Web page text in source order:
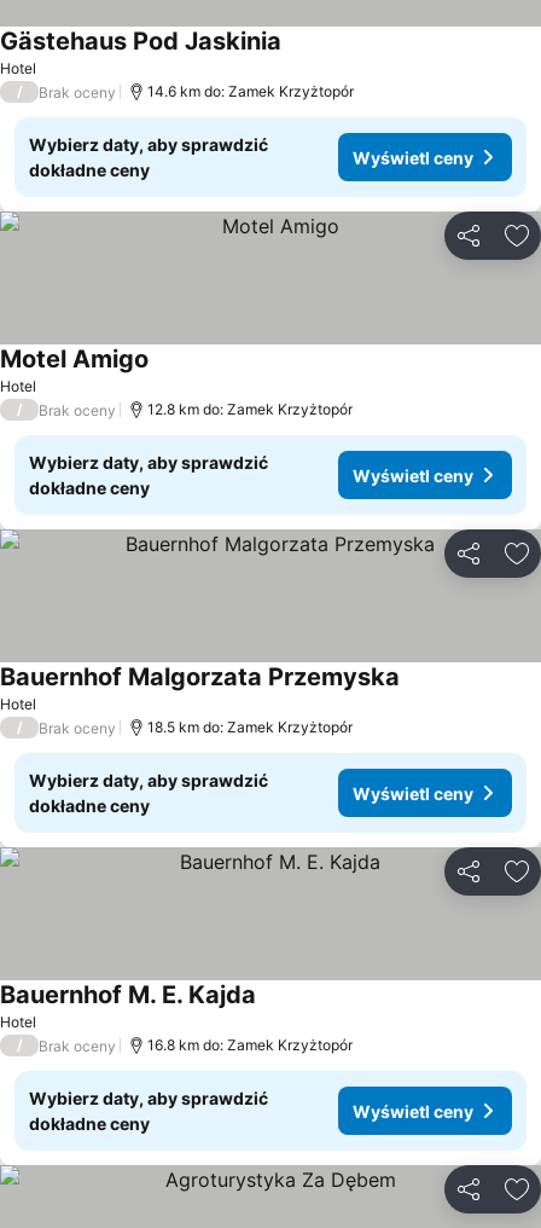
Hotel
Gästehaus Pod Jaskinia
/ Brak oceny 14.6 km do: Zamek Krzyżtopór
Wybierz daty, aby sprawdzić
dokładne ceny
Wyświetl ceny
Hotel
Motel Amigo
/ Brak oceny 12.8 km do: Zamek Krzyżtopór
Wybierz daty, aby sprawdzić
dokładne ceny
Wyświetl ceny
Hotel
Bauernhof Malgorzata Przemyska
/ Brak oceny 18.5 km do: Zamek Krzyżtopór
Wybierz daty, aby sprawdzić
dokładne ceny
Wyświetl ceny
Hotel
Bauernhof M. E. Kajda
/ Brak oceny 16.8 km do: Zamek Krzyżtopór
Wybierz daty, aby sprawdzić
dokładne ceny
Wyświetl ceny